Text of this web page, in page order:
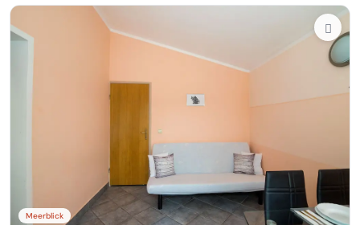
Meerblick